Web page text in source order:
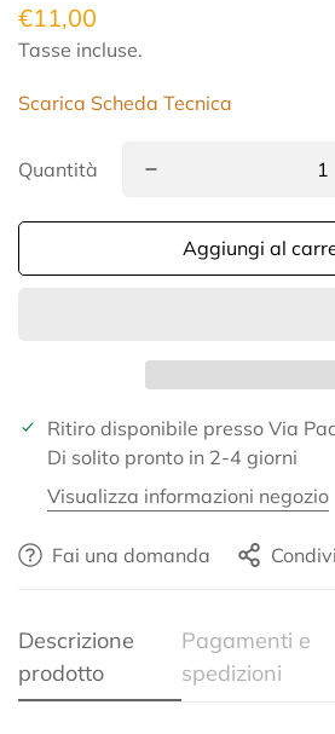
Prezzo
regolare
€11,00
Tasse incluse.
Scarica Scheda Tecnica
Quantità
Aggiungi al
Ritiro disponibile presso Via
Di solito pronto in 2-4 giorni
Visualizza informazioni negozio
Fai una domanda
Descrizione
prodotto
Pagamenti e
spedizioni
Confirm